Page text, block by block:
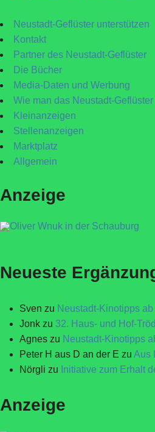
Neustadt-Geflüster unterstützen
Kontakt
Partner des Neustadt-Geflüster
Die Bücher
Media-Daten und Werbung
Wie man das Neustadt-
Kleinanzeigen
Stellenanzeigen
Marktplatz
Allgemein
Anzeige
Neueste
Sven zu Neustadt-Kinotipps
Jonk zu 32. Haus- und Hof-
Agnes zu Neustadt-Kinotipps
Peter H aus D an der E zu Aus
Nörgli zu Initiative zum Erhalt
Anzeige